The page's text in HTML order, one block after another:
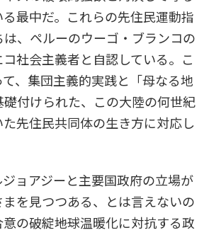
最中だ。これらの先住民運動指
、ペルーのウーゴ・ブランコの
社会主義者と自認している。こ
、集団主義的実践と「母なる地
付けられた、この大陸の何世紀
先住民共同体の生き方に対応し
ジョアジーと主要国政府の立場が
を見つつある、とは言えないの
の破綻――地球温暖化に対抗する政